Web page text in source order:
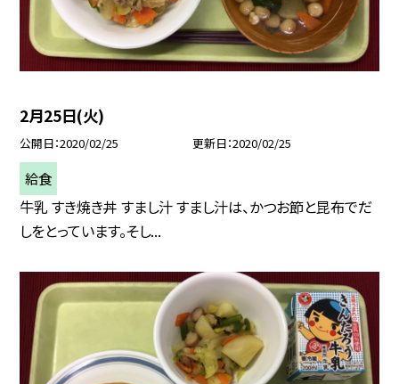
2月25日(火)
公開日 2020/02/25 更新日 2020/02/25
給食
牛乳 すき焼き丼 すまし汁 すまし汁は、かつお節と昆布でだ
しをとっています。そし...